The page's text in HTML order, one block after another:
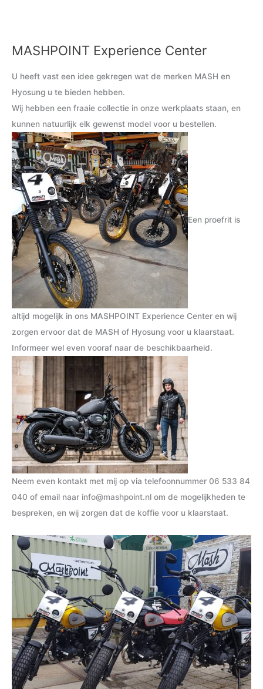
MASHPOINT Experience Center
U heeft vast een idee gekregen wat de merken MASH en
Hyosung u te bieden hebben.
Wij hebben een fraaie collectie in onze werkplaats staan, en
kunnen natuurlijk elk gewenst model voor u bestellen.
Een proefrit is
altijd mogelijk in ons MASHPOINT Experience Center en wij
zorgen ervoor dat de MASH of Hyosung voor u klaarstaat.
Informeer wel even vooraf naar de beschikbaarheid.
Neem even kontakt met mij op via telefoonnummer 06 533 84
040 of email naar info@mashpoint.nl om de mogelijkheden te
bespreken, en wij zorgen dat de koffie voor u klaarstaat.